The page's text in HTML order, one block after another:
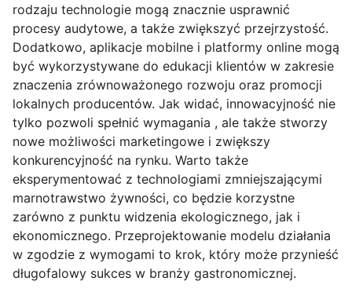
rodzaju technologie mogą znacznie usprawnić
procesy audytowe, a także zwiększyć przejrzystość.
Dodatkowo, aplikacje mobilne i platformy online mogą
być wykorzystywane do edukacji klientów w zakresie
znaczenia zrównoważonego rozwoju oraz promocji
lokalnych producentów. Jak widać, innowacyjność nie
tylko pozwoli spełnić wymagania , ale także stworzy
nowe możliwości marketingowe i zwiększy
konkurencyjność na rynku. Warto także
eksperymentować z technologiami zmniejszającymi
marnotrawstwo żywności, co będzie korzystne
zarówno z punktu widzenia ekologicznego, jak i
ekonomicznego. Przeprojektowanie modelu działania
w zgodzie z wymogami to krok, który może przynieść
długofalowy sukces w branży gastronomicznej.